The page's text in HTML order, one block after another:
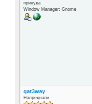
принуда
Window Manager: Gnome
gat3way
Напреднали